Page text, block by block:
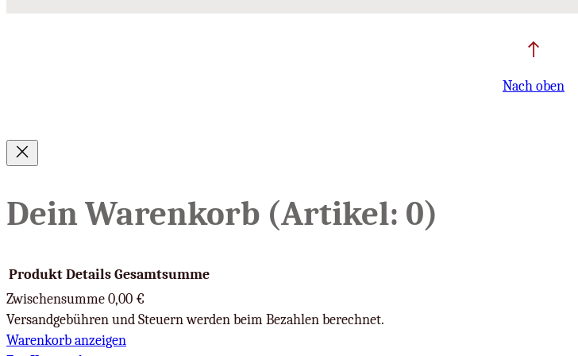
Nach oben
Dein Warenkorb (Artikel: 0)
Produkte
Produkt Details Gesamtsumme
Zwischensumme 0,00 €
Versandgebühren und Steuern werden beim Bezahlen berechnet.
Warenkorb anzeigen